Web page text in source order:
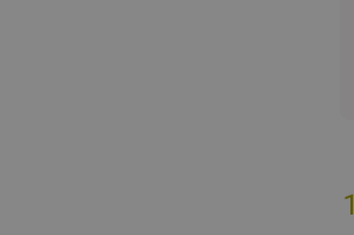
1